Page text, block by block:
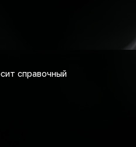
справочный